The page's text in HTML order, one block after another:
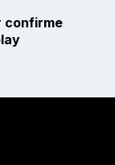
confirme